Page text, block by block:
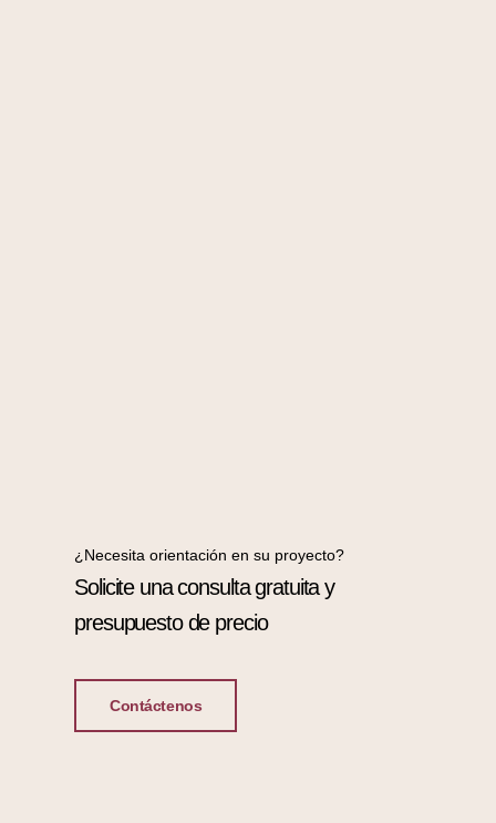
¿Necesita orientación en su proyecto?
Solicite una consulta gratuita y
presupuesto de precio
Contáctenos